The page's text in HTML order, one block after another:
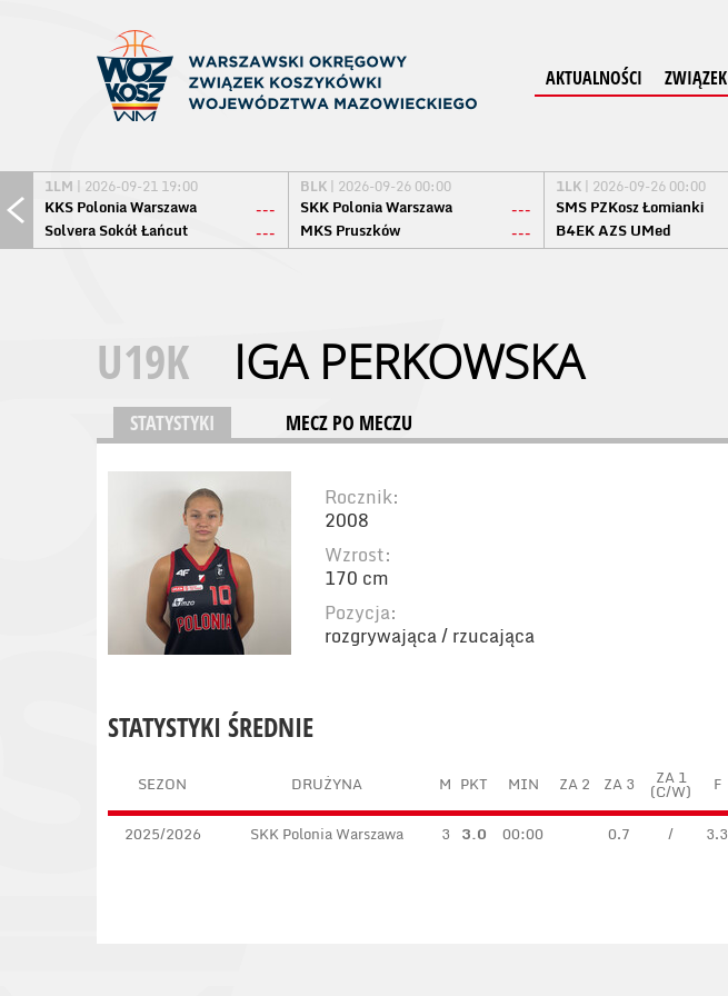
AKTUALNOŚCI ZWIĄZEK
1LM | 2026-09-21 19:00
KKS Polonia Warszawa
---
Solvera Sokół Łańcut
---
BLK | 2026-09-26 00:00
SKK Polonia Warszawa
---
MKS Pruszków
---
1LK | 2026-09-26 00:00
SMS PZKosz Łomianki
B4EK AZS UMed
U19K IGA PERKOWSKA
STATYSTYKI MECZ PO MECZU
Rocznik:
2008
Wzrost:
170 cm
Pozycja:
rozgrywająca / rzucająca
STATYSTYKI ŚREDNIE
SEZON DRUŻYNA M PKT MIN ZA 2 ZA 3 ZA 1
(C/W) F
2025/2026 SKK Polonia Warszawa 3 3.0 00:00 0.7 / 3.3